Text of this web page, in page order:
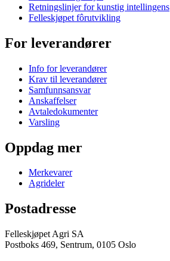
Retningslinjer for kunstig intellingens
Felleskjøpet fôrutvikling
For leverandører
Info for leverandører
Krav til leverandører
Samfunnsansvar
Anskaffelser
Avtaledokumenter
Varsling
Oppdag mer
Merkevarer
Agrideler
Postadresse
Felleskjøpet Agri SA
Postboks 469, Sentrum, 0105 Oslo